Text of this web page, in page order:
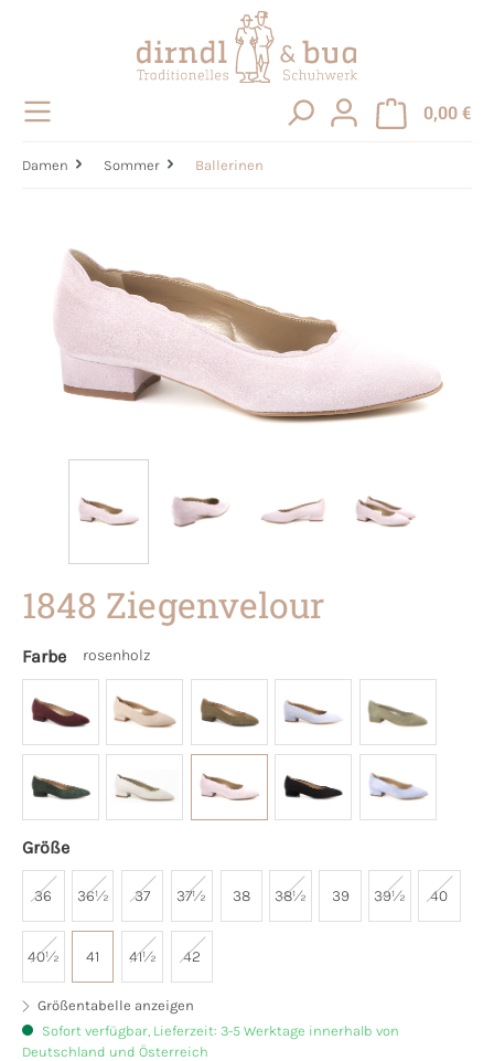
0,00 €
Damen Sommer Ballerinen
1848 Ziegenvelour
Farbe rosenholz
Größe
36 36½ 37 37½ 38 38½ 39 39½ 40
40½ 41 41½ 42
Größentabelle anzeigen
Sofort verfügbar, Lieferzeit: 3-5 Werktage innerhalb von
Deutschland und Österreich